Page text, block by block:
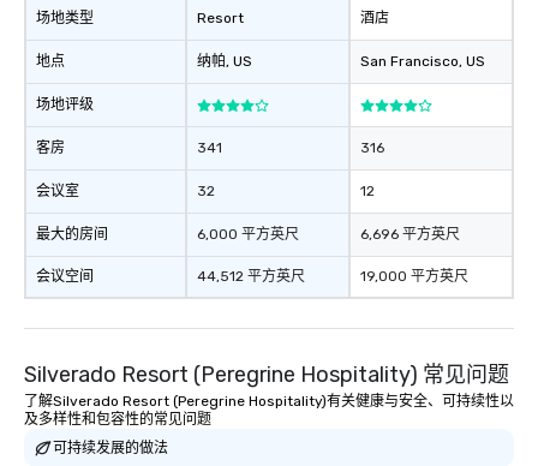
场地类型
地点
场地评级
客房
会议室
最大的房间
会议空间
Resort
纳帕, US
341
32
6,000 平方英尺
44,512 平方英尺
酒店
San Francisco, US
316
12
6,696 平方英尺
19,000 平方英尺
Silverado Resort (Peregrine Hospitality) 常见问题
了解Silverado Resort (Peregrine Hospitality)有关健康与安全、可持续性以
及多样性和包容性的常见问题
可持续发展的做法